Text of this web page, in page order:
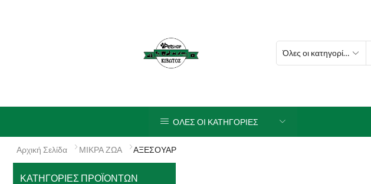
ΟΛΕΣ ΟΙ ΚΑΤΗΓΟΡΙΕΣ
Αρχική Σελίδα ΜΙΚΡΑ ΖΩΑ ΑΞΕΣΟΥΑΡ
ΚΑΤΗΓΟΡΊΕΣ ΠΡΟΪΌΝΤΩΝ